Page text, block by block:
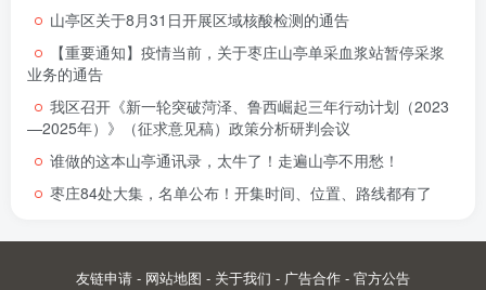
山亭区关于8月31日开展区域核酸检测的通告
【重要通知】疫情当前，关于枣庄山亭单采血浆站暂停采浆
业务的通告
我区召开《新一轮突破菏泽、鲁西崛起三年行动计划（2023
—2025年）》（征求意见稿）政策分析研判会议
谁做的这本山亭通讯录，太牛了！走遍山亭不用愁！
枣庄84处大集，名单公布！开集时间、位置、路线都有了
友链申请 - 网站地图 - 关于我们 - 广告合作 - 官方公告